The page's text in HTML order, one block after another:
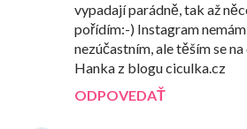
vypadají parádně, tak až
pořídím:-) Instagram
nezúčastním, ale těším se
Hanka z blogu ciculka.cz
ODPOVEDAŤ